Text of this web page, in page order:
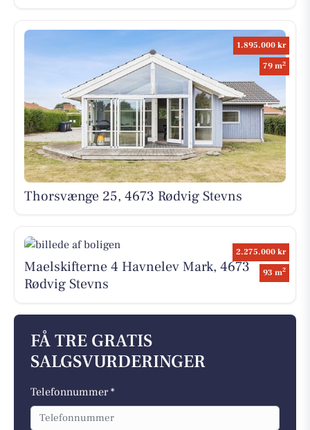
1.895.000 kr
79 m2
Thorsvænge 25, 4673 Rødvig Stevns
2.275.000 kr
93 m2
Maelskifterne 4 Havnelev Mark, 4673
Rødvig Stevns
FÅ TRE GRATIS
SALGSVURDERINGER
Telefonnummer *